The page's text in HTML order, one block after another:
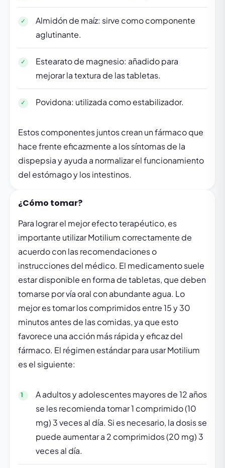
Almidón de maíz: sirve como componente
aglutinante.
Estearato de magnesio: añadido para
mejorar la textura de las tabletas.
Povidona: utilizada como estabilizador.
Estos componentes juntos crean un fármaco que
hace frente eficazmente a los síntomas de la
dispepsia y ayuda a normalizar el funcionamiento
del estómago y los intestinos.
¿Cómo tomar?
Para lograr el mejor efecto terapéutico, es
importante utilizar Motilium correctamente de
acuerdo con las recomendaciones o
instrucciones del médico. El medicamento suele
estar disponible en forma de tabletas, que deben
tomarse por vía oral con abundante agua. Lo
mejor es tomar los comprimidos entre 15 y 30
minutos antes de las comidas, ya que esto
favorece una acción más rápida y eficaz del
fármaco. El régimen estándar para usar Motilium
es el siguiente:
A adultos y adolescentes mayores de 12 años
se les recomienda tomar 1 comprimido (10
mg) 3 veces al día. Si es necesario, la dosis se
puede aumentar a 2 comprimidos (20 mg) 3
veces al día.